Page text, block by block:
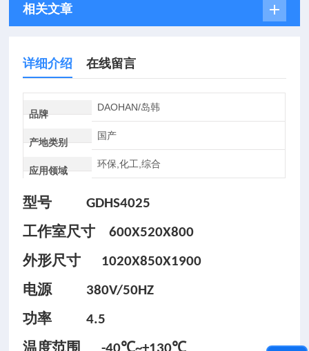
相关文章
详细介绍 在线留言
品牌
DAOHAN/岛韩
产地类别
国产
应用领域
环保,化工,综合
型号 GDHS4025
工作室尺寸 600X520X800
外形尺寸 1020X850X1900
电源 380V/50HZ
功率 4.5
温度范围 ℃ ℃